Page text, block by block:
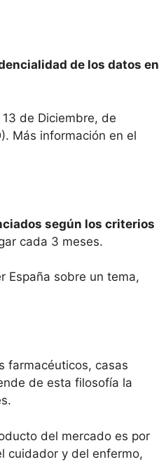
de los datos en
de Diciembre, de
Más información en el
según los criterios
cada 3 meses.
España sobre un tema,
farmacéuticos, casas
de esta filosofía la
del mercado es por
cuidador y del enfermo,